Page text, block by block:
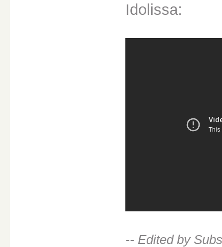
Idolissa:
-- Edited by